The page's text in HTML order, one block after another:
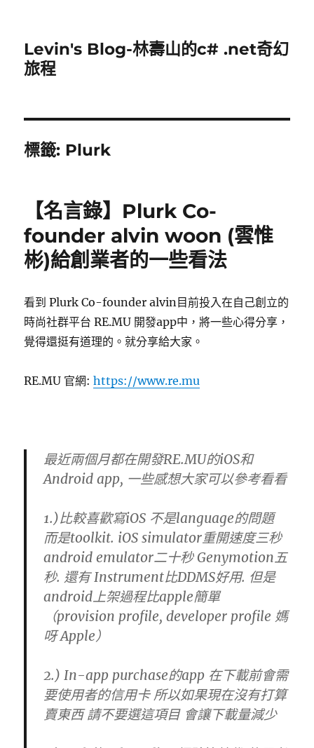
Levin's Blog-林壽山的c# .net奇幻
旅程
標籤: Plurk
【名言錄】Plurk Co-
founder alvin woon (雲惟
彬)給創業者的一些看法
看到 Plurk Co-founder alvin目前投入在自己創立的
時尚社群平台 RE.MU 開發app中，將一些心得分享，
覺得還挺有道理的。就分享給大家。
RE.MU 官網:https://www.re.mu
最近兩個月都在開發RE.MU的iOS和
Android app, 一些感想大家可以參考看看
1.)比較喜歡寫iOS 不是language的問題
而是toolkit. iOS simulator重開速度三秒
android emulator二十秒 Genymotion五
秒. 還有 Instrument比DDMS好用. 但是
android上架過程比apple簡單
（provision profile, developer profile 媽
呀 Apple）
2.) In-app purchase的app 在下載前會需
要使用者的信用卡 所以如果現在沒有打算
賣東西 請不要選這項目 會讓下載量減少